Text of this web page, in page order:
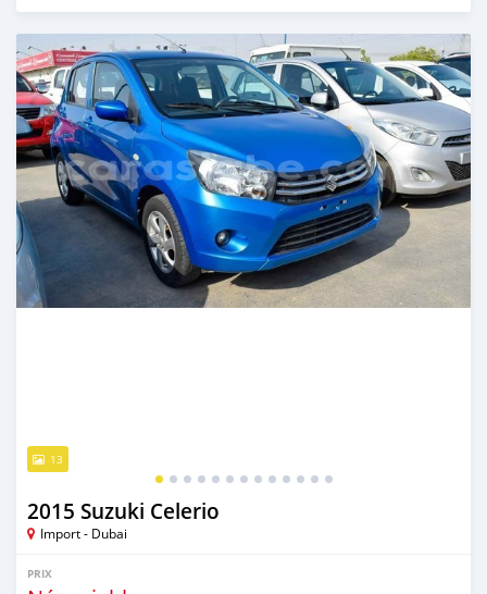
Publié il y a plus de 6 ans
13
2015 Suzuki Celerio
Import - Dubai
PRIX